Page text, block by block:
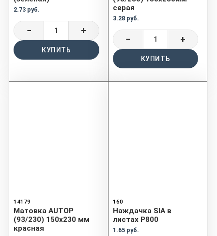
2.73 руб.
− +
КУПИТЬ
серая
3.28 руб.
− +
КУПИТЬ
14179
Матовка AUTOP
(93/230) 150x230 мм
красная
160
Наждачка SIA в
листах P800
1.65 руб.